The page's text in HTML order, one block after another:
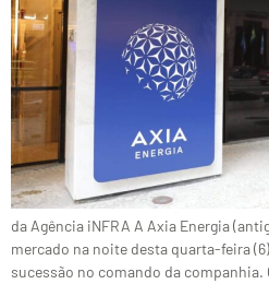
da Agência iNFRA A Axia Energia
mercado na noite desta quarta-feira
sucessão no comando da companhia.